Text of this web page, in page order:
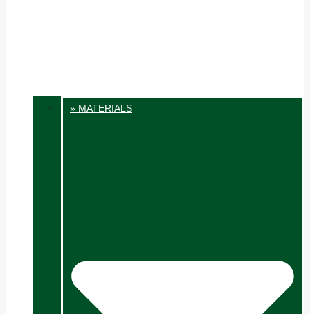
» MATERIALS